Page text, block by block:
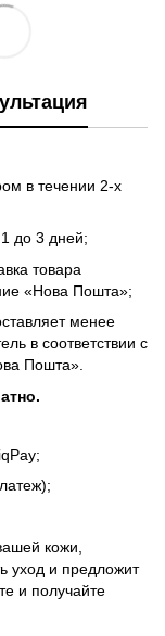
в течении 2-х
1 до 3 дней;
товара
«Нова Пошта»;
менее
в соответствии с
Пошта».
кожи,
уход и предложит
и получайте